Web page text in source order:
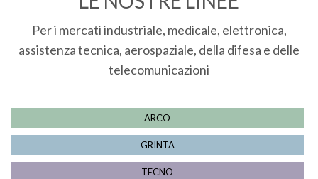
Per i mercati industriale, medicale, elettronica,
assistenza tecnica, aerospaziale, della difesa e delle
telecomunicazioni
ARCO
GRINTA
TECNO